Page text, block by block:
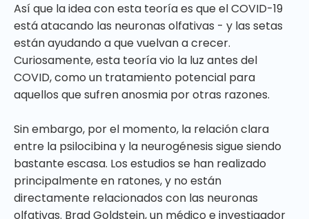
Así que la idea con esta teoría es que el COVID-19
está atacando las neuronas olfativas - y las setas
están ayudando a que vuelvan a crecer.
Curiosamente, esta teoría vio la luz antes del
COVID, como un tratamiento potencial para
aquellos que sufren anosmia por otras razones.
Sin embargo, por el momento, la relación clara
entre la psilocibina y la neurogénesis sigue siendo
bastante escasa. Los estudios se han realizado
principalmente en ratones, y no están
directamente relacionados con las neuronas
olfativas. Brad Goldstein, un médico e investigador